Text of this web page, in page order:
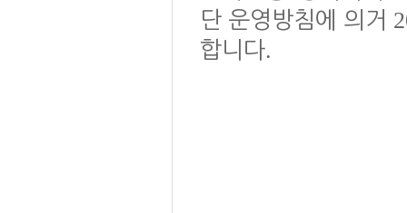
단 운영방침에 의거
합니다.